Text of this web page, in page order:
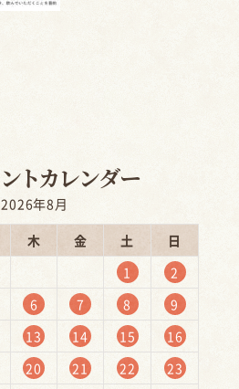
2026年8月
木 金 土
日
1
2
6 7 8
9
13 14 15
16
20 21 22
23